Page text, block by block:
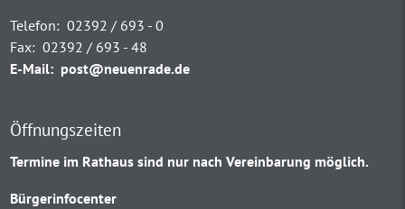
Telefon: 02392 / 693 - 0
Fax: 02392 / 693 - 48
E-Mail: post@neuenrade.de
Öffnungszeiten
Termine im Rathaus sind nur nach Vereinbarung möglich.
Bürgerinfocenter